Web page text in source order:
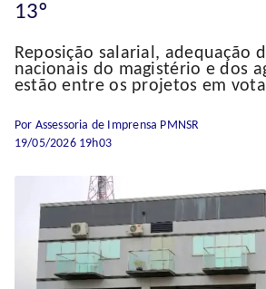
13º
Reposição salarial, adequação
nacionais do magistério e dos
estão entre os projetos em
Por Assessoria de Imprensa PMNSR
19/05/2026 19h03